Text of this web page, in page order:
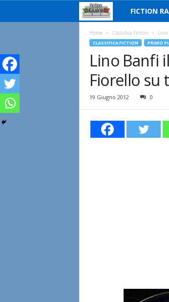
i
c
i
n
n
FICTION
Home Classifica Fiction Lino
CLASSIFICA FICTION PRIMO
Lino Banfi
Fiorello su
19 Giugno 2012 0